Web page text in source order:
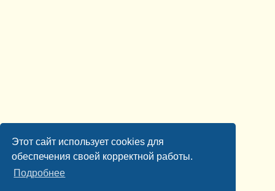
Этот сайт использует cookies для
обеспечения своей корректной работы.
Подробнее